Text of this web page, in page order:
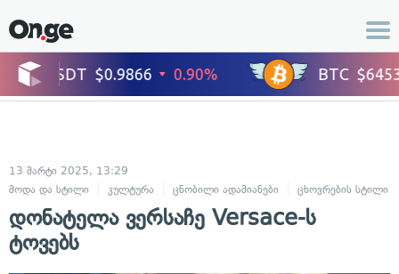
13 მარტი 2025, 13:29
მოდა და სტილი
კულტურა ცნობილი ადამიანები ცხოვრების სტილი
დონატელა ვერსაჩე Versace-ს
ტოვებს